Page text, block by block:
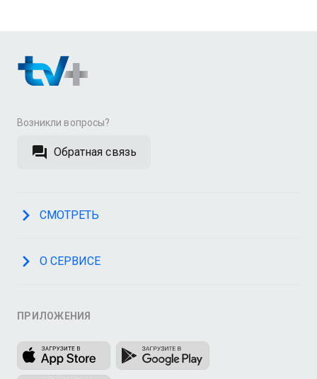
Возникли вопросы?
Обратная связь
СМОТРЕТЬ
О СЕРВИСЕ
ПРИЛОЖЕНИЯ